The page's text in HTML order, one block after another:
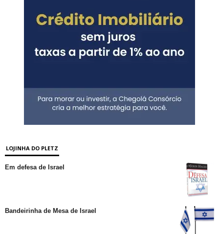
LOJINHA DO PLETZ
Em defesa de Israel
Bandeirinha de Mesa de Israel